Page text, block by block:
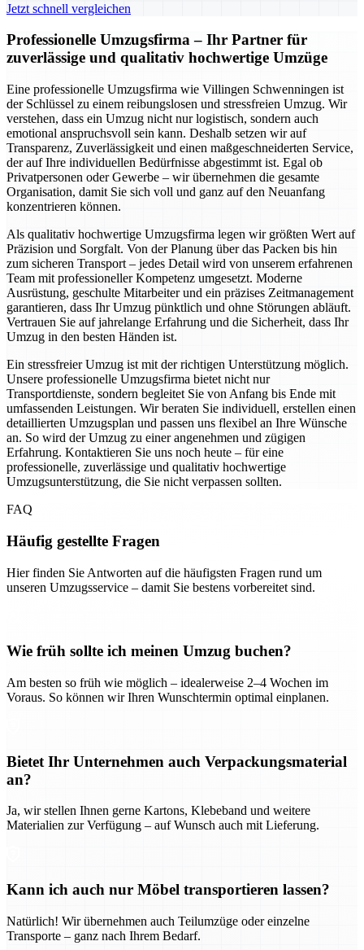
Jetzt schnell vergleichen
Professionelle Umzugsfirma – Ihr Partner für
zuverlässige und qualitativ hochwertige Umzüge
Eine professionelle Umzugsfirma wie Villingen Schwenningen ist
der Schlüssel zu einem reibungslosen und stressfreien Umzug. Wir
verstehen, dass ein Umzug nicht nur logistisch, sondern auch
emotional anspruchsvoll sein kann. Deshalb setzen wir auf
Transparenz, Zuverlässigkeit und einen maßgeschneiderten Service,
der auf Ihre individuellen Bedürfnisse abgestimmt ist. Egal ob
Privatpersonen oder Gewerbe – wir übernehmen die gesamte
Organisation, damit Sie sich voll und ganz auf den Neuanfang
konzentrieren können.
Als qualitativ hochwertige Umzugsfirma legen wir größten Wert auf
Präzision und Sorgfalt. Von der Planung über das Packen bis hin
zum sicheren Transport – jedes Detail wird von unserem erfahrenen
Team mit professioneller Kompetenz umgesetzt. Moderne
Ausrüstung, geschulte Mitarbeiter und ein präzises Zeitmanagement
garantieren, dass Ihr Umzug pünktlich und ohne Störungen abläuft.
Vertrauen Sie auf jahrelange Erfahrung und die Sicherheit, dass Ihr
Umzug in den besten Händen ist.
Ein stressfreier Umzug ist mit der richtigen Unterstützung möglich.
Unsere professionelle Umzugsfirma bietet nicht nur
Transportdienste, sondern begleitet Sie von Anfang bis Ende mit
umfassenden Leistungen. Wir beraten Sie individuell, erstellen einen
detaillierten Umzugsplan und passen uns flexibel an Ihre Wünsche
an. So wird der Umzug zu einer angenehmen und zügigen
Erfahrung. Kontaktieren Sie uns noch heute – für eine
professionelle, zuverlässige und qualitativ hochwertige
Umzugsunterstützung, die Sie nicht verpassen sollten.
FAQ
Häufig gestellte Fragen
Hier finden Sie Antworten auf die häufigsten Fragen rund um
unseren Umzugsservice – damit Sie bestens vorbereitet sind.
Wie früh sollte ich meinen Umzug buchen?
Am besten so früh wie möglich – idealerweise 2–4 Wochen im
Voraus. So können wir Ihren Wunschtermin optimal einplanen.
Bietet Ihr Unternehmen auch Verpackungsmaterial
an?
Ja, wir stellen Ihnen gerne Kartons, Klebeband und weitere
Materialien zur Verfügung – auf Wunsch auch mit Lieferung.
Kann ich auch nur Möbel transportieren lassen?
Natürlich! Wir übernehmen auch Teilumzüge oder einzelne
Transporte – ganz nach Ihrem Bedarf.